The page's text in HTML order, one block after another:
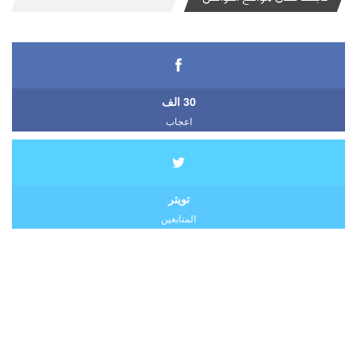
30 الف
اعجاب
تويتر
المتابعين